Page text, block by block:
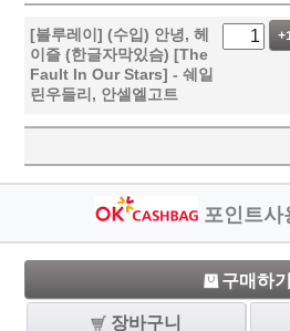
[블루레이] (수입) 안녕, 헤
이즐 (한글자막있슴) [The
Fault In Our Stars] - 쉐일
린우들리, 안셀엘고트
포인트사
구매하기
장바구니